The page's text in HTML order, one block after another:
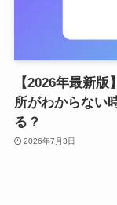
【2026年最新
所がわからない
る？
2026年7月3日